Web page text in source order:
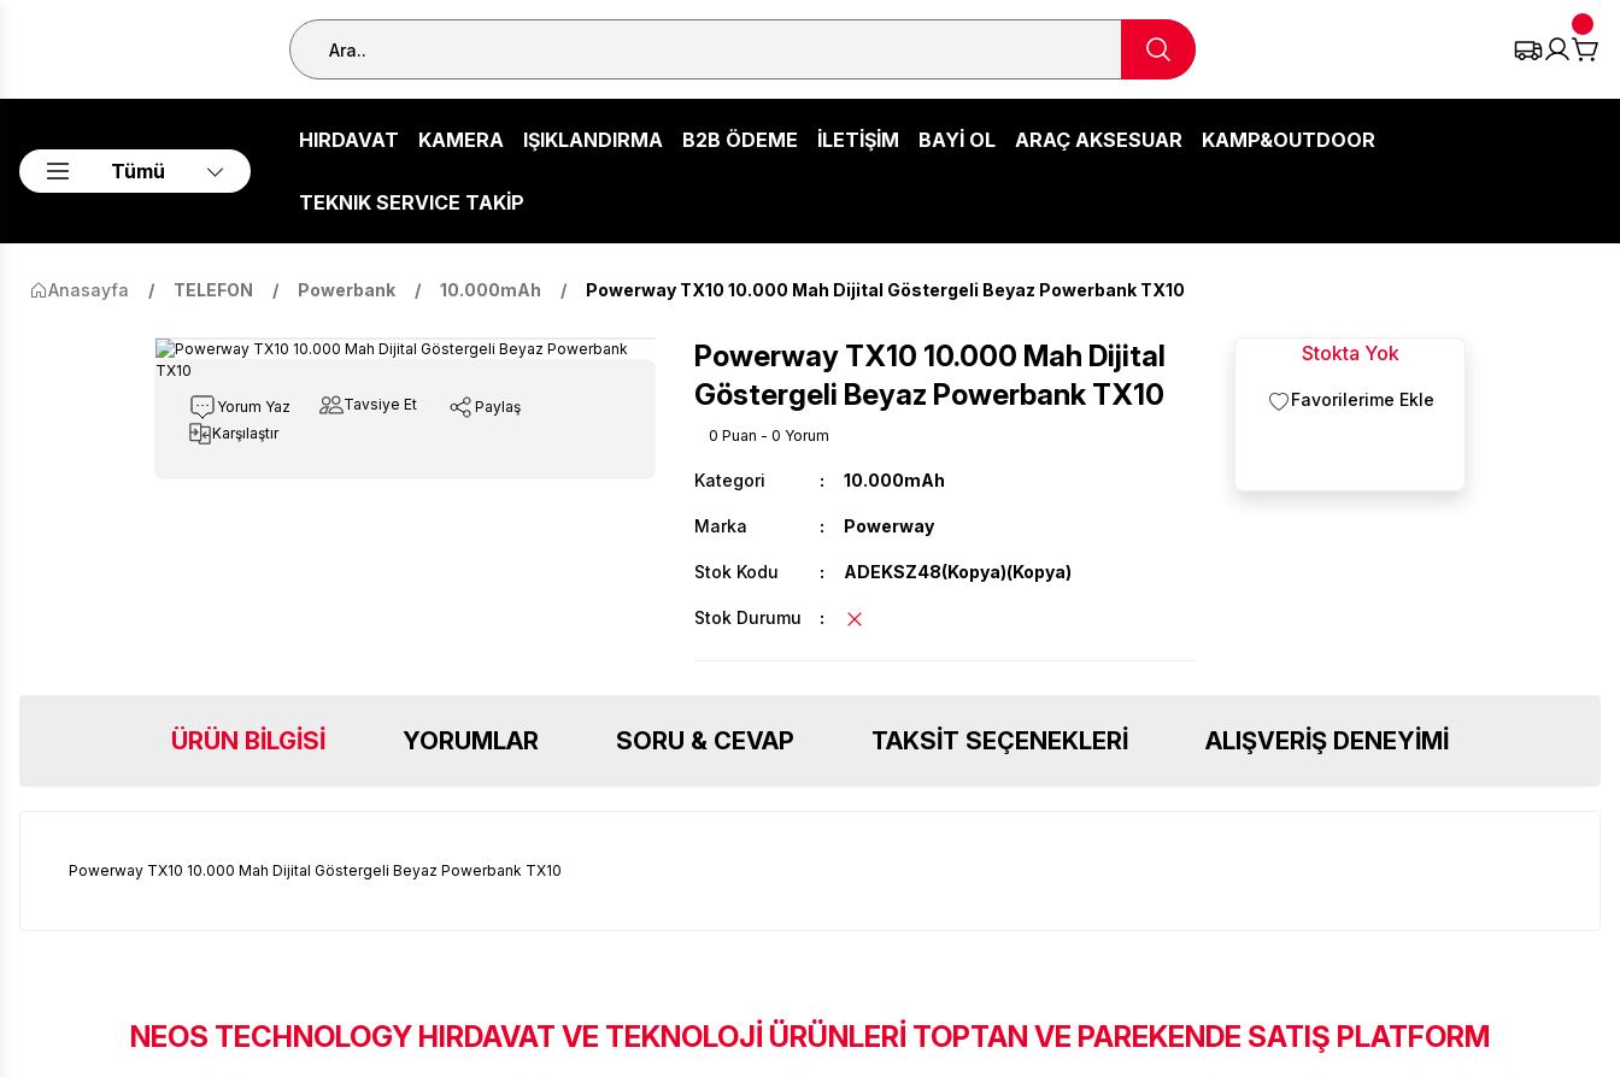
Tümü
HIRDAVAT KAMERA IŞIKLANDIRMA B2B ÖDEME İLETİŞİM BAYİ OL ARAÇ AKSESUAR KAMP&OUTDOOR
TEKNIK SERVICE TAKİP
Anasayfa TELEFON Powerbank 10.000mAh Powerway TX10 10.000 Mah Dijital Göstergeli Beyaz Powerbank TX10
Yorum Yaz Tavsiye Et
Paylaş
Karşılaştır
Powerway TX10 10.000 Mah Dijital
Göstergeli Beyaz Powerbank TX10
0 Puan - 0 Yorum
Kategori 10.000mAh
Marka Powerway
Stok Kodu ADEKSZ48(Kopya)(Kopya)
Stok Durumu
Stokta Yok
ÜRÜN BILGISI YORUMLAR SORU & CEVAP TAKSIT SEÇENEKLERI ALIŞVERIŞ DENEYIMI
Powerway TX10 10.000 Mah Dijital Göstergeli Beyaz Powerbank TX10
Bu ürüne ilk yorumu siz yapın!
Ürün hakkında henüz soru sorulmamış.
Sitemize ilk yorumu siz yapın!
NEOS TECHNOLOGY HIRDAVAT VE TEKNOLOJİ ÜRÜNLERİ TOPTAN VE PAREKENDE SATIŞ PLATFORM